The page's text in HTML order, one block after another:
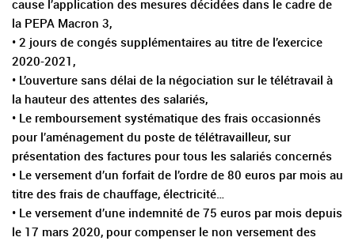
cause l’application des mesures décidées dans le cadre de
la PEPA Macron 3,
• 2 jours de congés supplémentaires au titre de l’exercice
2020-2021,
• L’ouverture sans délai de la négociation sur le télétravail à
la hauteur des attentes des salariés,
• Le remboursement systématique des frais occasionnés
pour l’aménagement du poste de télétravailleur, sur
présentation des factures pour tous les salariés concernés
• Le versement d’un forfait de l’ordre de 80 euros par mois au
titre des frais de chauffage, électricité…
• Le versement d’une indemnité de 75 euros par mois depuis
le 17 mars 2020, pour compenser le non versement des